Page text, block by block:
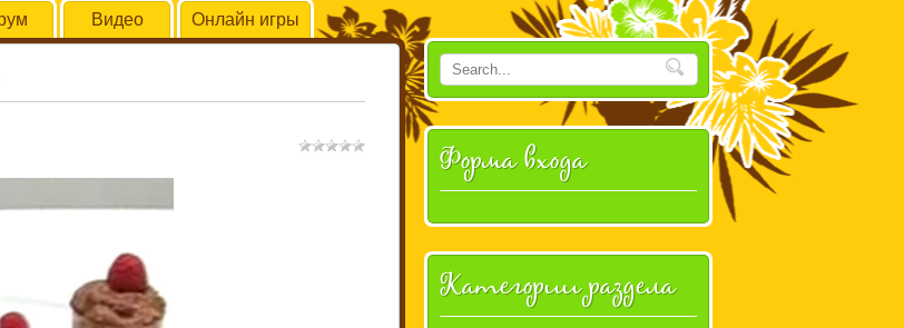
Видео Онлайн игры
Форма входа
Категории раздела